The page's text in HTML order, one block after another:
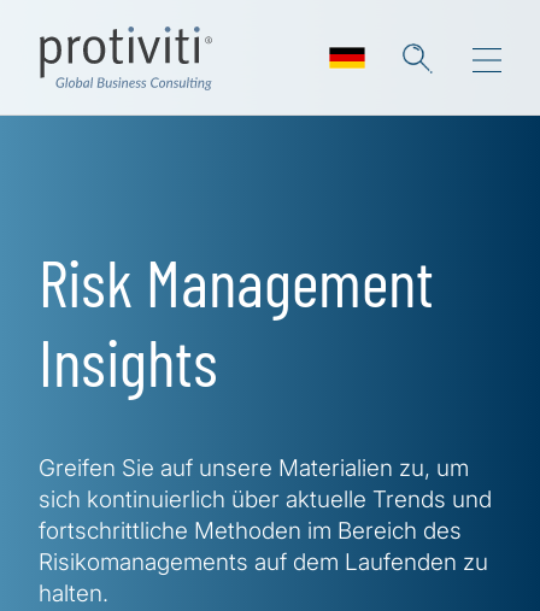
Risk Management
Insights
Greifen Sie auf unsere Materialien zu, um
sich kontinuierlich über aktuelle Trends und
fortschrittliche Methoden im Bereich des
Risikomanagements auf dem Laufenden zu
halten.